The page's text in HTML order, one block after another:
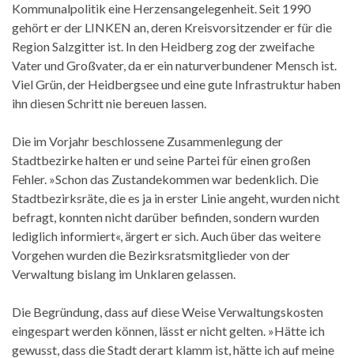
Kommunalpolitik eine Herzensangelegenheit. Seit 1990
gehört er der LINKEN an, deren Kreisvorsitzender er für die
Region Salzgitter ist. In den Heidberg zog der zweifache
Vater und Großvater, da er ein naturverbundener Mensch ist.
Viel Grün, der Heidbergsee und eine gute Infrastruktur haben
ihn diesen Schritt nie bereuen lassen.
Die im Vorjahr beschlossene Zusammenlegung der
Stadtbezirke halten er und seine Partei für einen großen
Fehler. »Schon das Zustandekommen war bedenklich. Die
Stadtbezirksräte, die es ja in erster Linie angeht, wurden nicht
befragt, konnten nicht darüber befinden, sondern wurden
lediglich informiert«, ärgert er sich. Auch über das weitere
Vorgehen wurden die Bezirksratsmitglieder von der
Verwaltung bislang im Unklaren gelassen.
Die Begründung, dass auf diese Weise Verwaltungskosten
eingespart werden können, lässt er nicht gelten. »Hätte ich
gewusst, dass die Stadt derart klamm ist, hätte ich auf meine